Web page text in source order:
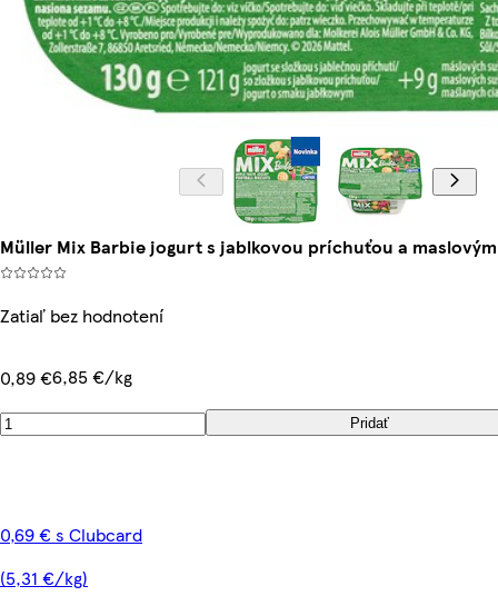
Müller Mix Barbie jogurt s jablkovou príchuťou a
Zatiaľ bez hodnotení
0,89 €6,85 €/kg
Pridať
0,69 € s Clubcard
(5,31 €/kg)